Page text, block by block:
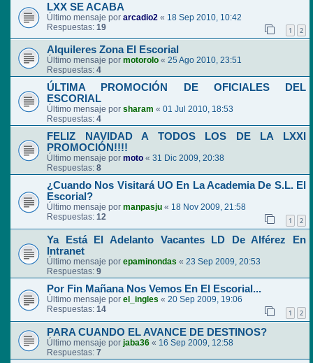
LXX SE ACABA
Último mensaje por arcadio2 « 18 Sep 2010, 10:42
Respuestas: 19 1 2
Alquileres Zona El Escorial
Último mensaje por motorolo « 25 Ago 2010, 23:51
Respuestas: 4
ÚLTIMA PROMOCIÓN DE OFICIALES DEL
ESCORIAL
Último mensaje por sharam « 01 Jul 2010, 18:53
Respuestas: 4
FELIZ NAVIDAD A TODOS LOS DE LA LXXI
PROMOCIÓN!!!!
Último mensaje por moto « 31 Dic 2009, 20:38
Respuestas: 8
¿Cuando Nos Visitará UO En La Academia De S.L. El
Escorial?
Último mensaje por manpasju « 18 Nov 2009, 21:58
Respuestas: 12 1 2
Ya Está El Adelanto Vacantes LD De Alférez En
Intranet
Último mensaje por epaminondas « 23 Sep 2009, 20:53
Respuestas: 9
Por Fin Mañana Nos Vemos En El Escorial...
Último mensaje por el_ingles « 20 Sep 2009, 19:06
Respuestas: 14 1 2
PARA CUANDO EL AVANCE DE DESTINOS?
Último mensaje por jaba36 « 16 Sep 2009, 12:58
Respuestas: 7